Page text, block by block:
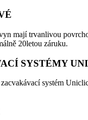
mají trvanlivou
20letou záruku.
SYSTÉMY
systém